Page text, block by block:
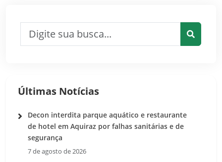
Últimas Notícias
Decon interdita parque aquático e restaurante
de hotel em Aquiraz por falhas sanitárias e de
segurança
7 de agosto de 2026